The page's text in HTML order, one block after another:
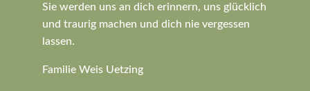
Sie werden uns an dich erinnern, uns glücklich
und traurig machen und dich nie vergessen
lassen.
Familie Weis Uetzing